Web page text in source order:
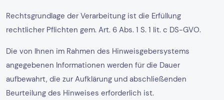
Rechtsgrundlage der Verarbeitung ist die Erfüllung
rechtlicher Pflichten gem. Art. 6 Abs. 1 S. 1 lit. c DS-GVO.
Die von Ihnen im Rahmen des Hinweisgebersystems
angegebenen Informationen werden für die Dauer
aufbewahrt, die zur Aufklärung und abschließenden
Beurteilung des Hinweises erforderlich ist.